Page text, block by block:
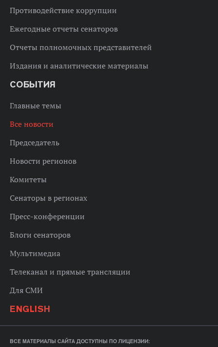
Противодействие коррупции
Ежегодные отчеты сенаторов
Отчеты полномочных представителей
Издания и аналитические материалы
СОБЫТИЯ
Главные темы
Все новости
Председатель
Новости регионов
Комитеты
Сенаторы в регионах
Пресс-конференции
Блоги сенаторов
Мультимедиа
Телеканал и прямые трансляции
Для СМИ
ENGLISH
ВСЕ МАТЕРИАЛЫ САЙТА ДОСТУПНЫ ПО ЛИЦЕНЗИИ: